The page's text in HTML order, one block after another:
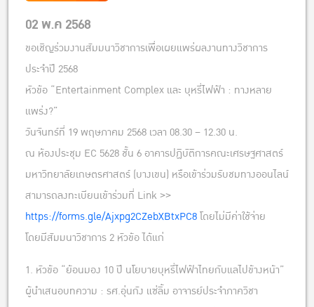
02 พ.ค 2568
ขอเชิญร่วมงานสัมมนาวิชาการเพื่อเผยแพร่ผลงานทางวิชาการ
ประจำปี 2568
หัวข้อ “Entertainment Complex และ บุหรี่ไฟฟ้า : ทางหลาย
แพร่ง?”
วันจันทร์ที่ 19 พฤษภาคม 2568 เวลา 08.30 – 12.30 น.
ณ ห้องประชุม EC 5628 ชั้น 6 อาคารปฏิบัติการคณะเศรษฐศาสตร์
มหาวิทยาลัยเกษตรศาสตร์ (บางเขน) หรือเข้าร่วมรับชมทางออนไลน์
สามารถลงทะเบียนเข้าร่วมที่ Link >>
https://forms.gle/Ajxpg2CZebXBtxPC8โดยไม่มีค่าใช้จ่าย
โดยมีสัมมนาวิชาการ 2 หัวข้อ ได้แก่
1. หัวข้อ “ย้อนมอง 10 ปี นโยบายบุหรี่ไฟฟ้าไทยกับแลไปข้างหน้า”
ผู้นำเสนอบทความ : รศ.อุ่นกัง แซ่ลิ้ม อาจารย์ประจำภาควิชา